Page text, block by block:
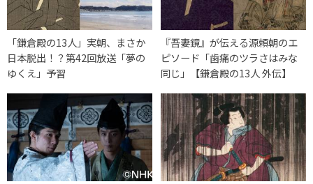
「鎌倉殿の13人」実朝、まさか
日本脱出！？第42回放送「夢の
ゆくえ」予習
『吾妻鏡』が伝える源頼朝のエ
ピソード「歯痛のツラさはみな
同じ」【鎌倉殿の13人 外伝】